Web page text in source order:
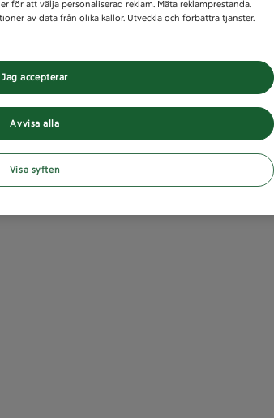
för att välja personaliserad reklam. Mäta reklamprestanda.
av data från olika källor. Utveckla och förbättra tjänster.
Avvisa alla
Jag accepterar
Visa syften